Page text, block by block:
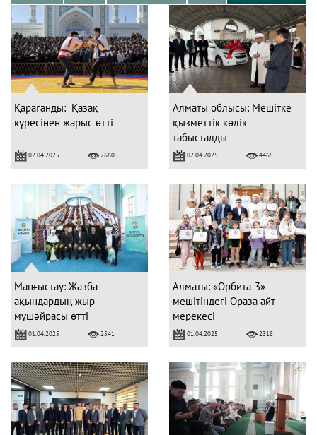
Қарағанды: Қазақ
күресінен жарыс өтті
02.04.2025 2660
Алматы облысы: Мешітке
қызметтік көлік
табысталды
02.04.2025 4465
Маңғыстау: Жазба
ақындардың жыр
мүшәйрасы өтті
01.04.2025 2541
Алматы: «Орбита-3»
мешітіндегі Ораза айт
мерекесі
01.04.2025 2318